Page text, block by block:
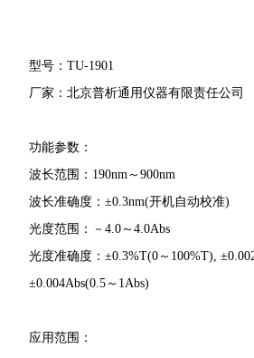
型号：TU-1901
厂家：北京普析通用仪器有限责任公司
功能参数：
波长范围：190nm～900nm
波长准确度：±0.3nm(开机自动校准)
光度范围：－4.0～4.0Abs
光度准确度：±0.3%T(0～100%T),
±0.004Abs(0.5～1Abs)
应用范围：